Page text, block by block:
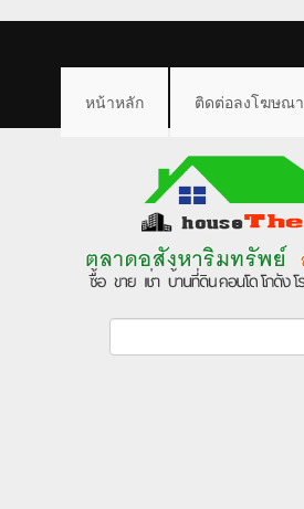
หน้าหลัก ติดต่อลงโฆษณา